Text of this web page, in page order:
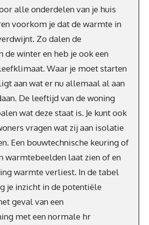
alle onderdelen van je huis
voorkom je dat de warmte in
Zo dalen de
de winter en heb je ook een
Waar je moet starten
aan wat er nu allemaal al aan
De leeftijd van de woning
wat deze staat is. Je kunt ook
vragen wat zij aan isolatie
Een bouwtechnische keuring of
warmtebeelden laat zien of en
warmte verliest. In de tabel
je inzicht in de potentiële
geval van een
met een normale hr